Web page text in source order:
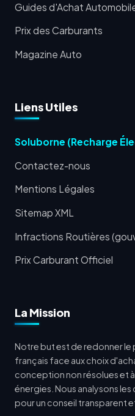
Guides d'Achat
Prix des Carburants
Magazine Auto
Liens Utiles
Soluborne (Recharge
Contactez-nous
Mentions Légales
Sitemap XML
Infractions Routières
Prix Carburant Officiel
La Mission
Notre but est de redonner
français face aux choix
conception non résolues et
énergies. Nous analysons
pour un conseil transparent